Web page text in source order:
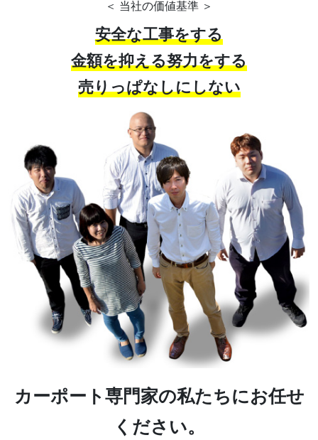
＜ 当社の価値基準 ＞
安全な工事をする
金額を抑える努力をする
売りっぱなしにしない
カーポート専門家の私たちにお任せ
ください。